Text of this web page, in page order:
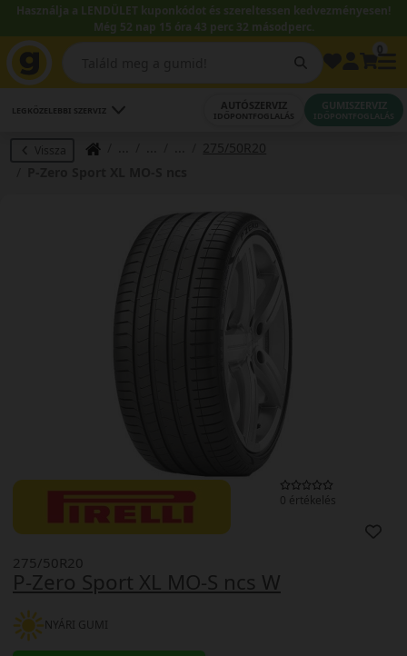
Használja a LENDÜLET kuponkódot és szereltessen kedvezményesen!
Még 52 nap 15 óra 43 perc 31 másodperc.
LEGKÖZELEBBI SZERVIZ AUTÓSZERVIZ
IDŐPONTFOGLALÁS
GUMISZERVIZ
IDŐPONTFOGLALÁS
Vissza
275/50R20
0 értékelés
P-Zero Sport XL MO-S ncs W
275/50R20
NYÁRI GUMI